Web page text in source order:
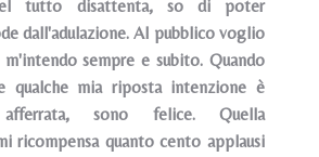
tutto disattenta, so di poter
dall'adulazione. AI pubblico voglio
m'intendo sempre e subito. Quando
qualche mia riposta intenzione è
afferrata, sono felice. Quella
ricompensa quanto cento applausi